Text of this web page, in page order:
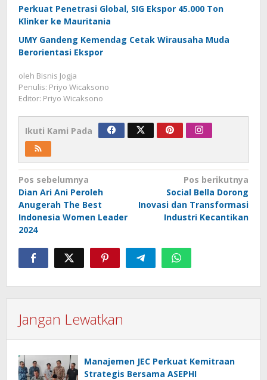
Perkuat Penetrasi Global, SIG Ekspor 45.000 Ton
Klinker ke Mauritania
UMY Gandeng Kemendag Cetak Wirausaha Muda
Berorientasi Ekspor
oleh Bisnis Jogja
Penulis: Priyo Wicaksono
Editor: Priyo Wicaksono
Ikuti Kami Pada
Navigasi
pos
Pos sebelumnya
Dian Ari Ani Peroleh
Anugerah The Best
Indonesia Women Leader
2024
Pos berikutnya
Social Bella Dorong
Inovasi dan Transformasi
Industri Kecantikan
Jangan Lewatkan
Manajemen JEC Perkuat Kemitraan
Strategis Bersama ASEPHI